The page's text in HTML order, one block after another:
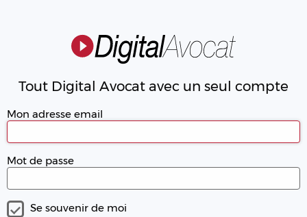
Tout Digital Avocat avec un seul compte
Mon adresse email
Mot de passe
Se souvenir de moi